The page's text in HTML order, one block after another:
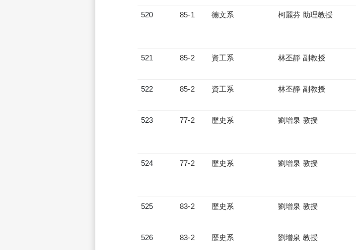
520 85-1 德文系 柯麗芬 助理教授
521 85-2 資工系 林丕靜 副教授
522 85-2 資工系 林丕靜 副教授
523 77-2 歷史系 劉增泉 教授
524 77-2 歷史系 劉增泉 教授
525 83-2 歷史系 劉增泉 教授
526 83-2 歷史系 劉增泉 教授